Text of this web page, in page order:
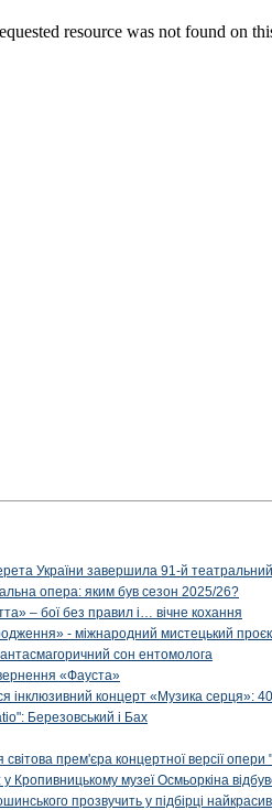
України завершила 91-й
опера: яким був сезон 2025/26?
– бої без правил і… вічне кохання
- міжнародний мистецький
сон ентомолога
«Фауста»
інклюзивний концерт «Музика серця»:
Березовський і Бах
світова прем'єра концертної версії
у Кропивницькому музеї Осмьоркіна
прозвучить у підбірці